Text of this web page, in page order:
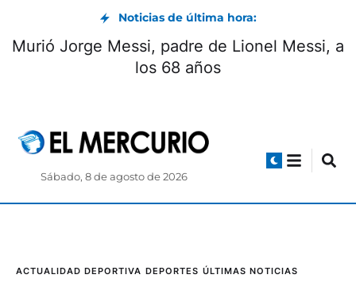
Noticias de última hora:
Murió Jorge Messi, padre de Lionel Messi, a
los 68 años
Sábado, 8 de agosto de 2026
ACTUALIDAD DEPORTIVA DEPORTES ÚLTIMAS NOTICIAS